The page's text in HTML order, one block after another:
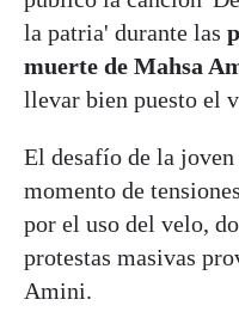
la patria' durante las
muerte de Mahsa
llevar bien puesto el
El desafío de la
momento de
por el uso del velo,
protestas masivas
Amini.